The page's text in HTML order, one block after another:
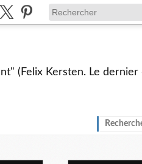
(Felix Kersten. Le dernier